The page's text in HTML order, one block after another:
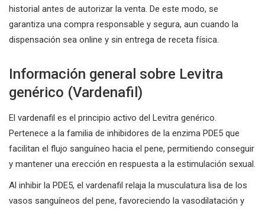
historial antes de autorizar la venta. De este modo, se
garantiza una compra responsable y segura, aun cuando la
dispensación sea online y sin entrega de receta física.
Información general sobre Levitra
genérico (Vardenafil)
El vardenafil es el principio activo del Levitra genérico.
Pertenece a la familia de inhibidores de la enzima PDE5 que
facilitan el flujo sanguíneo hacia el pene, permitiendo conseguir
y mantener una erección en respuesta a la estimulación sexual.
Al inhibir la PDE5, el vardenafil relaja la musculatura lisa de los
vasos sanguíneos del pene, favoreciendo la vasodilatación y